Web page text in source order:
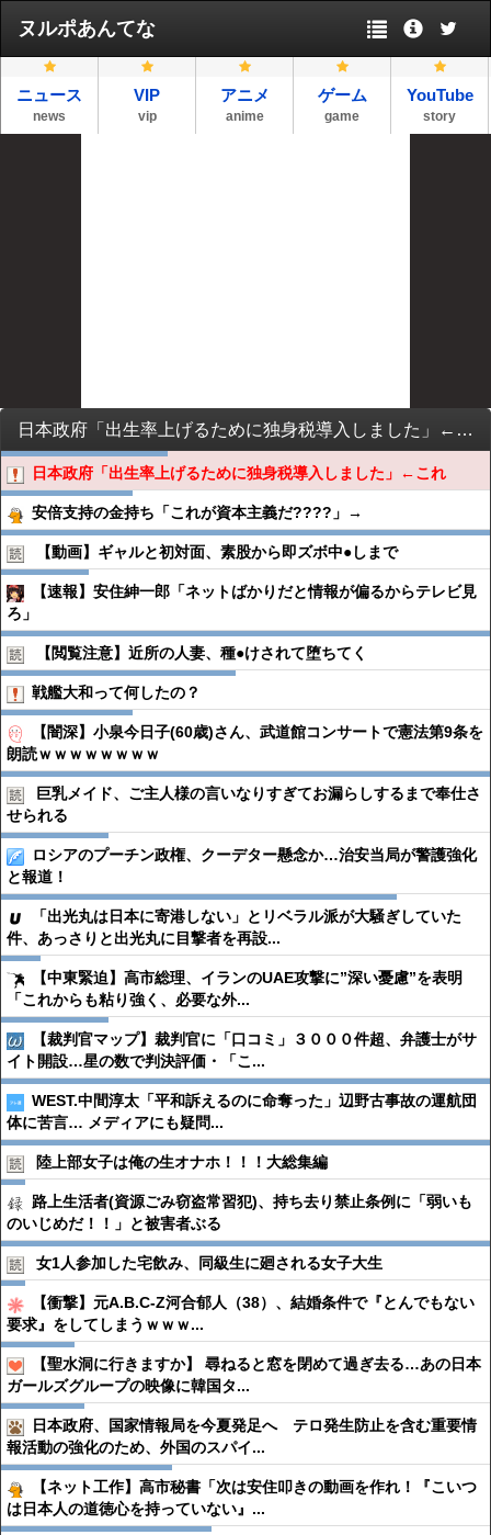
ヌルポあんてな
ニュース
news
VIP
vip
アニメ
anime
ゲーム
game
YouTube
story
日本政府「出生率上げるために独身税導入しました」←これ
日本政府「出生率上げるために独身税導入しました」←これ
安倍支持の金持ち「これが資本主義だ????」→
【動画】ギャルと初対面、素股から即ズボ中●︎しまで
【速報】安住紳一郎「ネットばかりだと情報が偏るからテレビ見
ろ」
【閲覧注意】近所の人妻、種●︎けされて堕ちてく
戦艦大和って何したの？
【闇深】小泉今日子(60歳)さん、武道館コンサートで憲法第9条を
朗読ｗｗｗｗｗｗｗｗ
巨乳メイド、ご主人様の言いなりすぎてお漏らしするまで奉仕さ
せられる
ロシアのプーチン政権、クーデター懸念か…治安当局が警護強化
と報道！
「出光丸は日本に寄港しない」とリベラル派が大騒ぎしていた
件、あっさりと出光丸に目撃者を再設...
【中東緊迫】高市総理、イランのUAE攻撃に”深い憂慮”を表明
「これからも粘り強く、必要な外...
【裁判官マップ】裁判官に「口コミ」３０００件超、弁護士がサ
イト開設…星の数で判決評価・「こ...
WEST.中間淳太「平和訴えるのに命奪った」辺野古事故の運航団
体に苦言… メディアにも疑問...
陸上部女子は俺の生オナホ！！！大総集編
路上生活者(資源ごみ窃盗常習犯)、持ち去り禁止条例に「弱いも
のいじめだ！！」と被害者ぶる
女1人参加した宅飲み、同級生に廻される女子大生
【衝撃】元A.B.C-Z河合郁人（38）、結婚条件で『とんでもない
要求』をしてしまうｗｗｗ...
【聖水洞に行きますか】 尋ねると窓を閉めて過ぎ去る…あの日本
ガールズグループの映像に韓国タ...
日本政府、国家情報局を今夏発足へ テロ発生防止を含む重要情
報活動の強化のため、外国のスパイ...
【ネット工作】高市秘書「次は安住叩きの動画を作れ！『こいつ
は日本人の道徳心を持っていない』...